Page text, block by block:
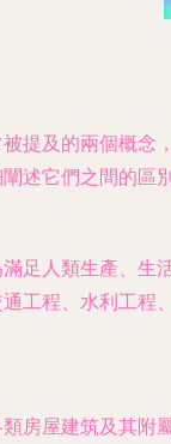
提及的兩個概
述它們之間的區
足人類生產、
工程、水利工
房屋建筑及其